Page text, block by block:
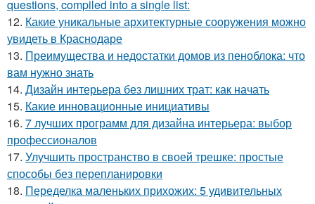
questions, compiled into a single list:
12. Какие уникальные архитектурные сооружения можно
увидеть в Краснодаре
13. Преимущества и недостатки домов из пеноблока: что
вам нужно знать
14. Дизайн интерьера без лишних трат: как начать
15. Какие инновационные инициативы
16. 7 лучших программ для дизайна интерьера: выбор
профессионалов
17. Улучшить пространство в своей трешке: простые
способы без перепланировки
18. Переделка маленьких прихожих: 5 удивительных